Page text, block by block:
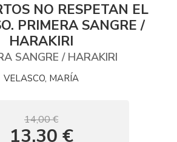
NO RESPETAN EL
PRIMERA SANGRE /
HARAKIRI
SANGRE / HARAKIRI
VELASCO, MARÍA
14,00 €
13,30 €